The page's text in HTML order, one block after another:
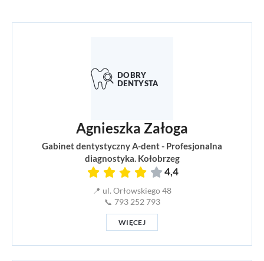
Agnieszka Załoga
Gabinet dentystyczny A-dent - Profesjonalna
diagnostyka. Kołobrzeg
4,4
📍 ul. Orłowskiego 48
📞 793 252 793
WIĘCEJ